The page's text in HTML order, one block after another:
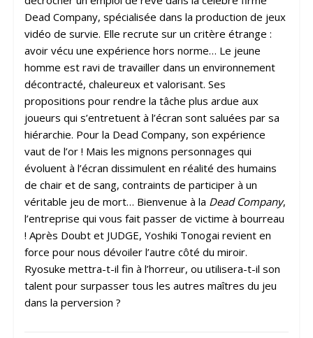
Dead Company, spécialisée dans la production de jeux
vidéo de survie. Elle recrute sur un critère étrange :
avoir vécu une expérience hors norme… Le jeune
homme est ravi de travailler dans un environnement
décontracté, chaleureux et valorisant. Ses
propositions pour rendre la tâche plus ardue aux
joueurs qui s’entretuent à l’écran sont saluées par sa
hiérarchie. Pour la Dead Company, son expérience
vaut de l’or ! Mais les mignons personnages qui
évoluent à l’écran dissimulent en réalité des humains
de chair et de sang, contraints de participer à un
véritable jeu de mort… Bienvenue à la Dead Company,
l’entreprise qui vous fait passer de victime à bourreau
! Après Doubt et JUDGE, Yoshiki Tonogai revient en
force pour nous dévoiler l’autre côté du miroir.
Ryosuke mettra-t-il fin à l’horreur, ou utilisera-t-il son
talent pour surpasser tous les autres maîtres du jeu
dans la perversion ?